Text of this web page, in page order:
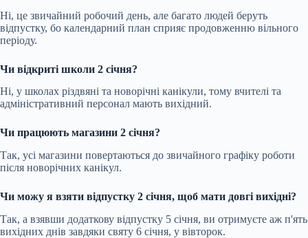
Ні, це звичайний робочий день, але багато людей беруть
відпустку, бо календарний план сприяє продовженню вільного
періоду.
Чи відкриті школи 2 січня?
Ні, у школах різдвяні та новорічні канікули, тому вчителі та
адміністративний персонал мають вихідний.
Чи працюють магазини 2 січня?
Так, усі магазини повертаються до звичайного графіку роботи
після новорічних канікул.
Чи можу я взяти відпустку 2 січня, щоб мати довгі вихідні?
Так, а взявши додаткову відпустку 5 січня, ви отримуєте аж п'ять
вихідних днів завдяки святу 6 січня, у вівторок.